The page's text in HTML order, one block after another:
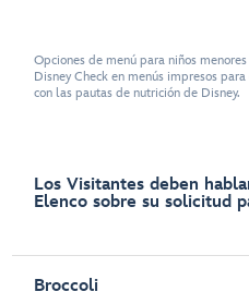
Opciones de menú para niños
Disney Check en menús impresos
con las pautas de nutrición de Disney.
Los Visitantes deben
Elenco sobre su solicitud
Broccoli